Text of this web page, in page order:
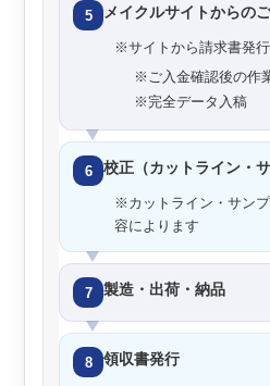
5 メイクルサイトからの
※サイトから請求書発
※ご入金確認後の作
※完全データ入稿
6 校正（カットライン・サ
※カットライン・サン
容によります
7 製造・出荷・納品
8 領収書発行